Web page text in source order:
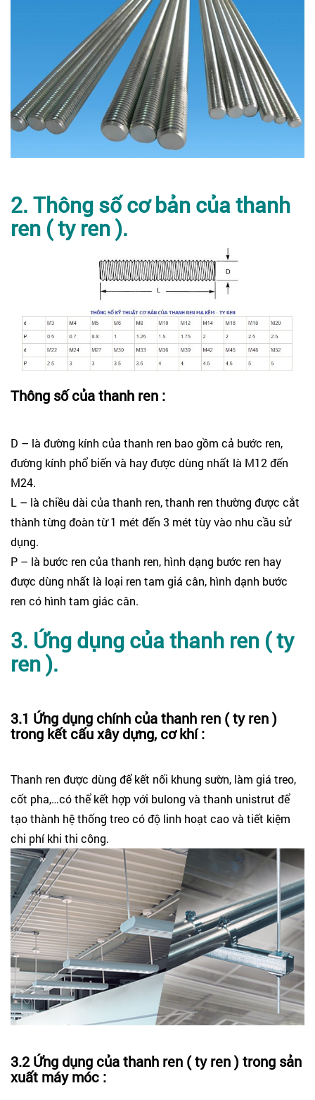
2. Thông số cơ bản của thanh
ren ( ty ren ).
Thông số của thanh ren :
D – là đường kính của thanh ren bao gồm cả bước ren,
đường kính phổ biến và hay được dùng nhất là M12 đến
M24.
L – là chiều dài của thanh ren, thanh ren thường được cắt
thành từng đoàn từ 1 mét đến 3 mét tùy vào nhu cầu sử
dụng.
P – là bước ren của thanh ren, hình dạng bước ren hay
được dùng nhất là loại ren tam giá cân, hình dạnh bước
ren có hình tam giác cân.
3. Ứng dụng của thanh ren ( ty
ren ).
3.1 Ứng dụng chính của thanh ren ( ty ren )
trong kết cấu xây dựng, cơ khí :
Thanh ren được dùng để kết nối khung sườn, làm giá treo,
cốt pha,…có thể kết hợp với bulong và thanh unistrut để
tạo thành hệ thống treo có độ linh hoạt cao và tiết kiệm
chi phí khi thi công.
3.2 Ứng dụng của thanh ren ( ty ren ) trong sản
xuất máy móc :